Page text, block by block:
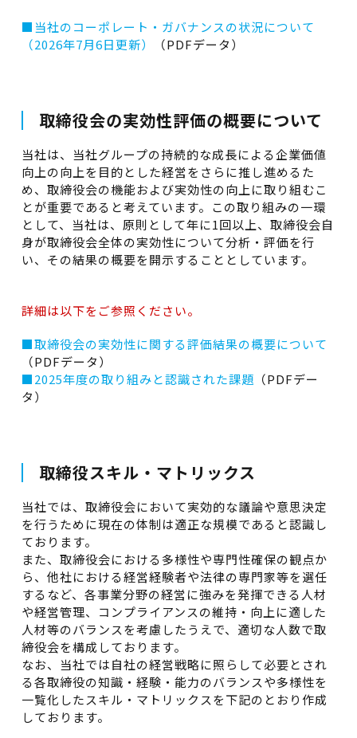
■当社のコーポレート・ガバナンスの状況について
（2026年7月6日更新）
（PDFデータ）
取締役会の実効性評価の概要について
当社は、当社グループの持続的な成長による企業価値
向上の向上を目的とした経営をさらに推し進めるた
め、取締役会の機能および実効性の向上に取り組むこ
とが重要であると考えています。この取り組みの一環
として、当社は、原則として年に1回以上、取締役会自
身が取締役会全体の実効性について分析・評価を行
い、その結果の概要を開示することとしています。
詳細は以下をご参照ください。
■取締役会の実効性に関する評価結果の概要について
（PDFデータ）
■2025年度の取り組みと認識された課題 （PDFデー
タ）
取締役スキル・マトリックス
当社では、取締役会において実効的な議論や意思決定
を行うために現在の体制は適正な規模であると認識し
ております。
また、取締役会における多様性や専門性確保の観点か
ら、他社における経営経験者や法律の専門家等を選任
するなど、各事業分野の経営に強みを発揮できる人材
や経営管理、コンプライアンスの維持・向上に適した
人材等のバランスを考慮したうえで、適切な人数で取
締役会を構成しております。
なお、当社では自社の経営戦略に照らして必要とされ
る各取締役の知識・経験・能力のバランスや多様性を
一覧化したスキル・マトリックスを下記のとおり作成
しております。